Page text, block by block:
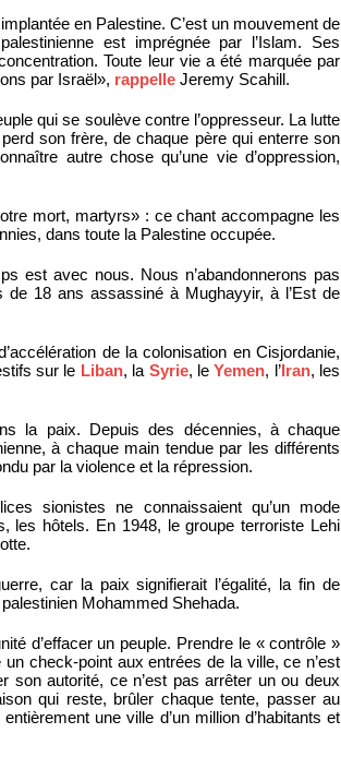
en Palestine. C’est un mouvement de
est imprégnée par l’Islam. Ses
Toute leur vie a été marquée par
par Israël», rappelle Jeremy Scahill.
qui se soulève contre l’oppresseur. La lutte
son frère, de chaque père qui enterre son
autre chose qu’une vie d’oppression,
mort, martyrs» : ce chant accompagne les
dans toute la Palestine occupée.
est avec nous. Nous n’abandonnerons pas
de 18 ans assassiné à Mughayyir, à l’Est de
de la colonisation en Cisjordanie,
sur le Liban, la Syrie, leYemen, l’Iran, les
la paix. Depuis des décennies, à chaque
à chaque main tendue par les différents
par la violence et la répression.
sionistes ne connaissaient qu’un mode
les hôtels. En 1948, le groupe terroriste Lehi
car la paix signifierait l’égalité, la fin de
palestinien Mohammed Shehada.
d’effacer un peuple. Prendre le « contrôle »
check-point aux entrées de la ville, ce n’est
son autorité, ce n’est pas arrêter un ou deux
qui reste, brûler chaque tente, passer au
une ville d’un million d’habitants et